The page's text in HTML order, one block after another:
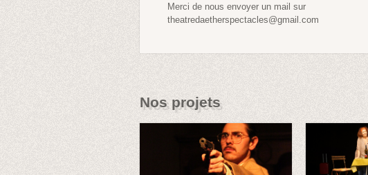
Merci de nous envoyer un mail sur
theatredaetherspectacles@gmail.com
Nos projets